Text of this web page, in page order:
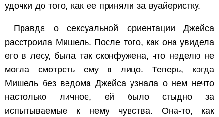
удочки до того, как ее приняли за вуайеристку.
Правда о сексуальной ориентации Джейса
расстроила Мишель. После того, как она увидела
его в лесу, была так сконфужена, что неделю не
могла смотреть ему в лицо. Теперь, когда
Мишель без ведома Джейса узнала о нем нечто
настолько личное, ей было стыдно за
испытываемые к нему чувства. Она-то, как